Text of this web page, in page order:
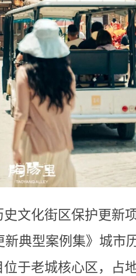
文化街区保护更新
新典型案例集》城市
于老城核心区，占